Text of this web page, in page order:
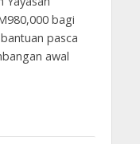
bagi
pasca
awal